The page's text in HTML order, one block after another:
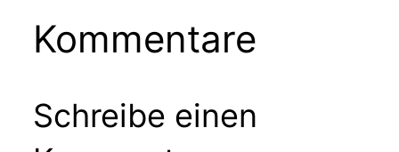
Kommentare
Schreibe einen